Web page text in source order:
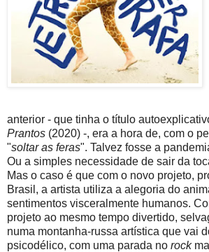
anterior - que tinha o título
Prantos (2020) -, era a hora de, com o
"soltar as feras". Talvez fosse a
Ou a simples necessidade de sair da
Mas o caso é que com o novo projeto,
Brasil, a artista utiliza a alegoria do
sentimentos visceralmente humanos.
projeto ao mesmo tempo divertido,
numa montanha-russa artística que vai
psicodélico, com uma parada no rock